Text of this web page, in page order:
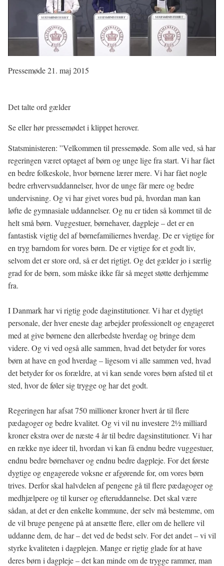
Pressemøde 21. maj 2015
Det talte ord gælder
Se eller hør pressemødet i klippet herover.
Statsministeren: ”Velkommen til pressemøde. Som alle ved, så har
regeringen været optaget af børn og unge lige fra start. Vi har fået
en bedre folkeskole, hvor børnene lærer mere. Vi har fået nogle
bedre erhvervsuddannelser, hvor de unge får mere og bedre
undervisning. Og vi har givet vores bud på, hvordan man kan
løfte de gymnasiale uddannelser. Og nu er tiden så kommet til de
helt små børn. Vuggestuer, børnehaver, dagpleje – det er en
fantastisk vigtig del af børnefamiliernes hverdag. De er vigtige for
en tryg barndom for vores børn. De er vigtige for et godt liv,
selvom det er store ord, så er det rigtigt. Og det gælder jo i særlig
grad for de børn, som måske ikke får så meget støtte derhjemme
fra.
I Danmark har vi rigtig gode daginstitutioner. Vi har et dygtigt
personale, der hver eneste dag arbejder professionelt og engageret
med at give børnene den allerbedste hverdag og bringe dem
videre. Og vi ved også alle sammen, hvad det betyder for vores
børn at have en god hverdag – ligesom vi alle sammen ved, hvad
det betyder for os forældre, at vi kan sende vores børn afsted til et
sted, hvor de føler sig trygge og har det godt.
Regeringen har afsat 750 millioner kroner hvert år til flere
pædagoger og bedre kvalitet. Og vi vil nu investere 21⁄2 milliard
kroner ekstra over de næste 4 år til bedre dagsinstitutioner. Vi har
en række nye ideer til, hvordan vi kan få endnu bedre vuggestuer,
endnu bedre børnehaver og endnu bedre dagpleje. For det første
dygtige og engagerede voksne er afgørende for, om vores børn
trives. Derfor skal halvdelen af pengene gå til flere pædagoger og
medhjælpere og til kurser og efteruddannelse. Det skal være
sådan, at det er den enkelte kommune, der selv må bestemme, om
de vil bruge pengene på at ansætte flere, eller om de hellere vil
uddanne dem, de har – det ved de bedst selv. For det andet – vi vil
styrke kvaliteten i dagplejen. Mange er rigtig glade for at have
deres børn i dagpleje – det kan minde om de trygge rammer, man